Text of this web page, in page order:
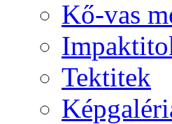
Kő-vas
Tek­ti­tek